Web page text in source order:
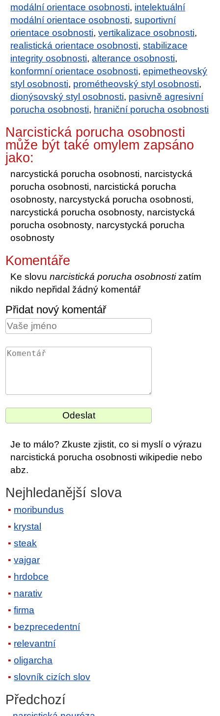
modální orientace osobnosti, intelektuální
modální orientace osobnosti,suportivní
orientace osobnosti,vertikalizace osobnosti,
realistická orientace osobnosti,stabilizace
integrity osobnosti,alterance osobnosti,
konformní orientace osobnosti,epimetheovský
styl osobnosti, prométheovský styl osobnosti,
dionýsovský styl osobnosti, pasivně agresivní
porucha osobnosti, hraniční porucha osobnosti
Narcistická porucha osobnosti
může být také omylem zapsáno
jako:
narcystická porucha osobnosti, narcistycká
porucha osobnosti, narcistická porucha
osobnosty, narcystycká porucha osobnosti,
narcystická porucha osobnosty, narcistycká
porucha osobnosty, narcystycká porucha
osobnosty
Komentáře
Ke slovunarcistická porucha osobnostizatím
nikdo nepřidal žádný komentář
Přidat nový komentář
Je to málo? Zkuste zjistit, co si myslí o výrazu
narcistická porucha osobnosti wikipedie nebo
abz.
Nejhledanější slova
moribundus
krystal
steak
vajgar
hrdobce
narativ
firma
bezprecedentní
relevantní
oligarcha
slovník cizích slov
Předchozí